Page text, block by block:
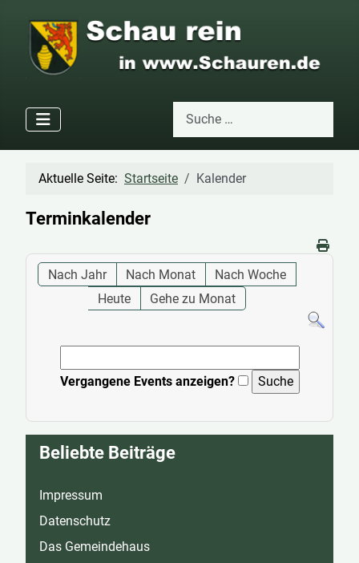
Suchen
Aktuelle Seite: Startseite Kalender
Terminkalender
Nach Jahr Nach Monat
Nach Woche
Heute
Gehe zu Monat
Vergangene Events anzeigen?
Beliebte Beiträge
Impressum
Datenschutz
Das Gemeindehaus